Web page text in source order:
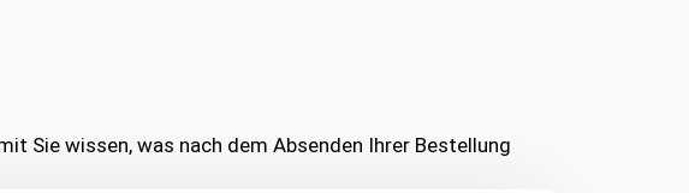
Sie wissen, was nach dem Absenden Ihrer Bestellung